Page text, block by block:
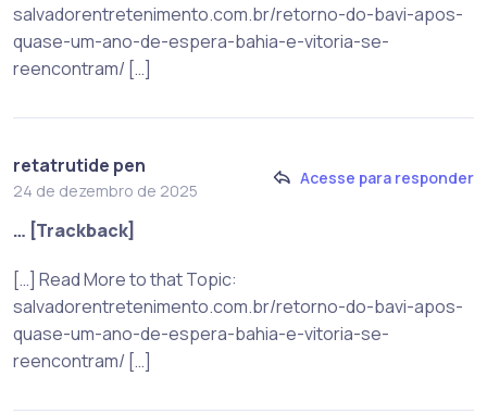
salvadorentretenimento.com.br/retorno-do-bavi-apos-
quase-um-ano-de-espera-bahia-e-vitoria-se-
reencontram/ […]
retatrutide pen
24 de dezembro de 2025
Acesse para responder
… [Trackback]
[…] Read More to that Topic:
salvadorentretenimento.com.br/retorno-do-bavi-apos-
quase-um-ano-de-espera-bahia-e-vitoria-se-
reencontram/ […]